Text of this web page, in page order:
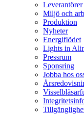
Leverantörer
Miljö och
Produktion
Nyheter
Energiflödet
Lights in
Pressrum
Sponsring
Jobba hos